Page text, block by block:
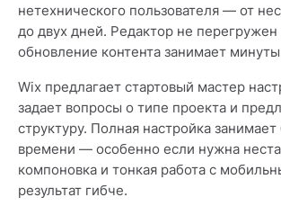
нетехнического пользователя — от
до двух дней. Редактор не перегружен
обновление контента занимает
Wix предлагает стартовый мастер
задает вопросы о типе проекта и
структуру. Полная настройка
времени — особенно если нужна
компоновка и тонкая работа с
результат гибче.